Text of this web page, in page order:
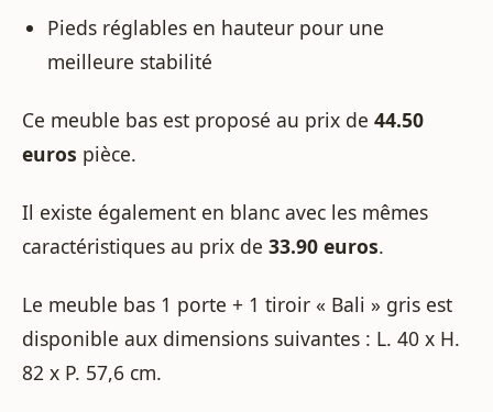
Pieds réglables en hauteur pour une
meilleure stabilité
Ce meuble bas est proposé au prix de 44.50
euros pièce.
Il existe également en blanc avec les mêmes
caractéristiques au prix de 33.90 euros.
Le meuble bas 1 porte + 1 tiroir « Bali » gris est
disponible aux dimensions suivantes : L. 40 x H.
82 x P. 57,6 cm.